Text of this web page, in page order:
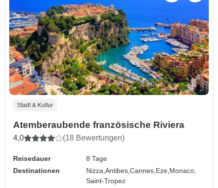
Stadt & Kultur
Atemberaubende französische Riviera
4,0 (18 Bewertungen)
Reisedauer
8 Tage
Destinationen
Nizza,Antibes,Cannes, Eze, Monaco,
Saint-Tropez